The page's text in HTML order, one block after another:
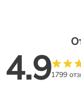
4.91799